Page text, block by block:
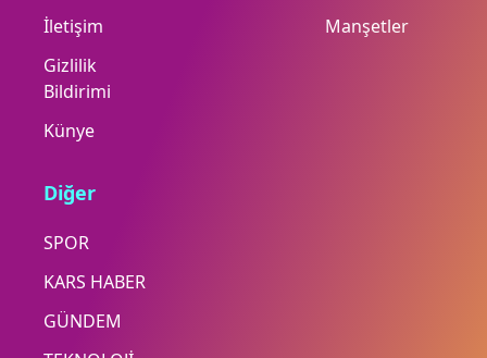
İletişim
Gizlilik
Bildirimi
Künye
Manşetler
Diğer
SPOR
KARS HABER
GÜNDEM